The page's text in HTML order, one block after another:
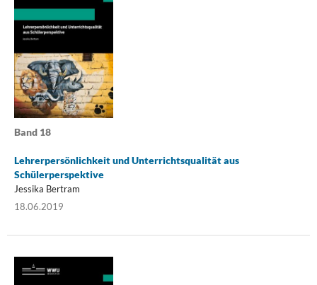
Band 18
Lehrerpersönlichkeit und Unterrichtsqualität aus
Schülerperspektive
Jessika Bertram
18.06.2019